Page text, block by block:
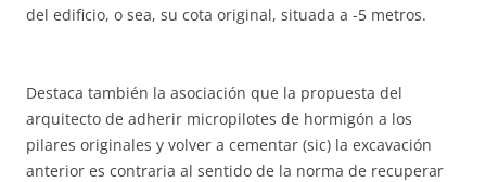
del edificio, o sea, su cota original, situada a -5 metros.
Destaca también la asociación que la propuesta del
arquitecto de adherir micropilotes de hormigón a los
pilares originales y volver a cementar (sic) la excavación
anterior es contraria al sentido de la norma de recuperar